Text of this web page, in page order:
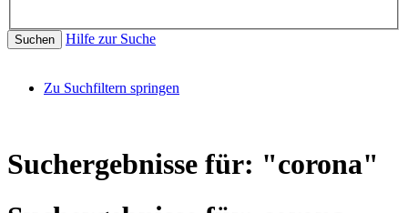
Suchen Hilfe zur Suche
Zu Suchfiltern springen
Suchergebnisse für: "corona"